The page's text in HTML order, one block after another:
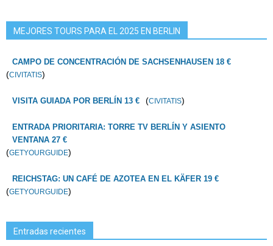
MEJORES TOURS PARA EL 2025 EN BERLIN
CAMPO DE CONCENTRACIÓN DE SACHSENHAUSEN 18 €
(CIVITATIS)
VISITA GUIADA POR BERLÍN 13 € (CIVITATIS)
ENTRADA PRIORITARIA: TORRE TV BERLÍN Y ASIENTO
VENTANA 27 €
(GETYOURGUIDE)
REICHSTAG: UN CAFÉ DE AZOTEA EN EL KÄFER 19 €
(GETYOURGUIDE)
Entradas recientes